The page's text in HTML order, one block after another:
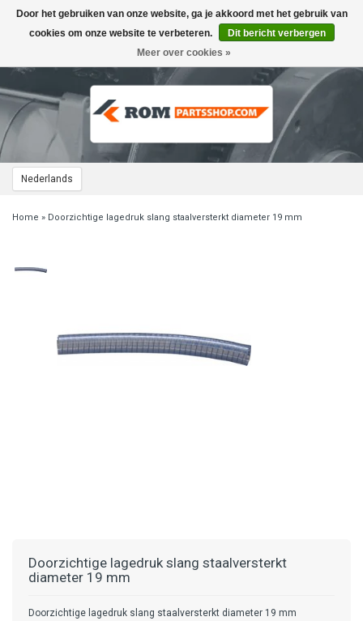
Nederlands
Toggle
navigation
Home » Doorzichtige lagedruk slang staalversterkt diameter 19 mm
Doorzichtige lagedruk slang staalversterkt
diameter 19 mm
Doorzichtige lagedruk slang staalversterkt diameter 19 mm
Door het gebruiken van onze website, ga je akkoord met het gebruik van
cookies om onze website te verbeteren.
Dit bericht verbergen
Meer over cookies »